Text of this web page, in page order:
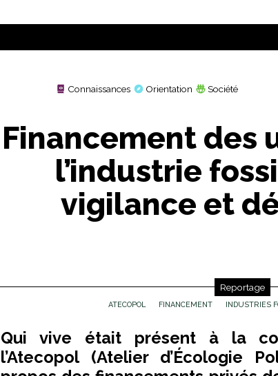
Connaissances Orientation Société
Financement des
l’industrie
vigilance et
Reportage
ATECOPOL FINANCEMENT INDUSTRIES
Qui vive était présent à la
l’Atecopol (Atelier d’Écologie